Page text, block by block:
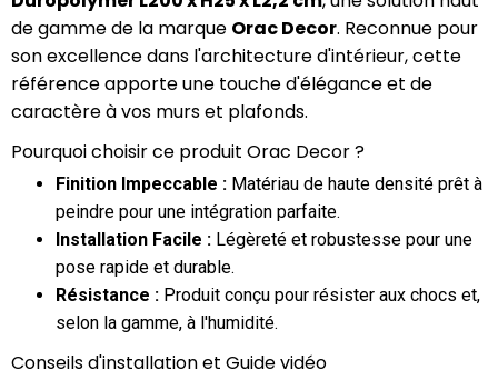
de gamme de la marque Orac Decor. Reconnue pour
son excellence dans l'architecture d'intérieur, cette
référence apporte une touche d'élégance et de
caractère à vos murs et plafonds.
Pourquoi choisir ce produit Orac Decor ?
Finition Impeccable : Matériau de haute densité prêt à
peindre pour une intégration parfaite.
Installation Facile : Légèreté et robustesse pour une
pose rapide et durable.
Résistance : Produit conçu pour résister aux chocs et,
selon la gamme, à l'humidité.
Conseils d'installation et Guide vidéo